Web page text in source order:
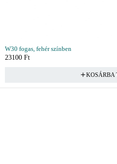
W30 fogas, fehér színben
23100 Ft
KOSÁRBA